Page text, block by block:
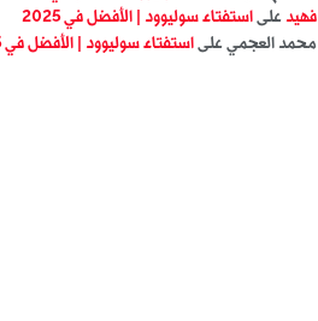
فهيد على استفتاء سوليوود | الأفضل في 2025
محمد العجمي على استفتاء سوليوود | الأفضل في 2025